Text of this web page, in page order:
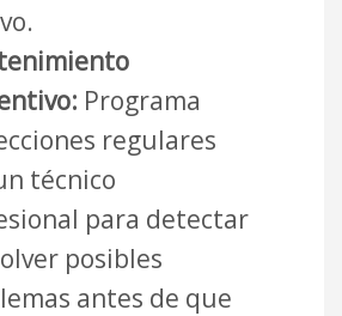
Programa
regulares
técnico
para detectar
posibles
antes de que